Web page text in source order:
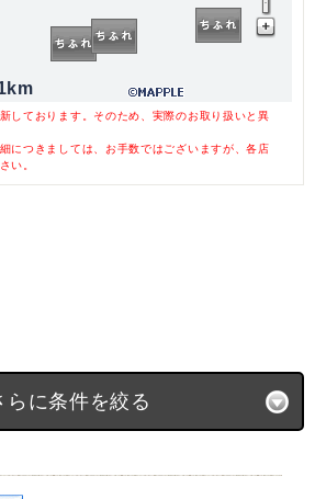
しております。そのため、実際のお取り扱いと異
につきましては、お手数ではございますが、各店
い。
らに条件を絞る